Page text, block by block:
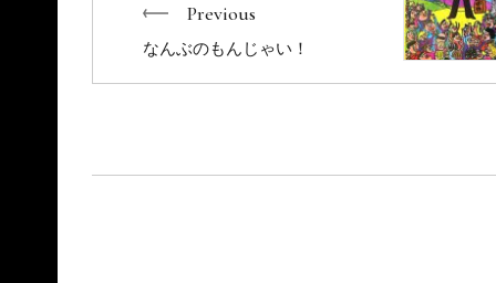
Previous
なんぶのもんじゃい！